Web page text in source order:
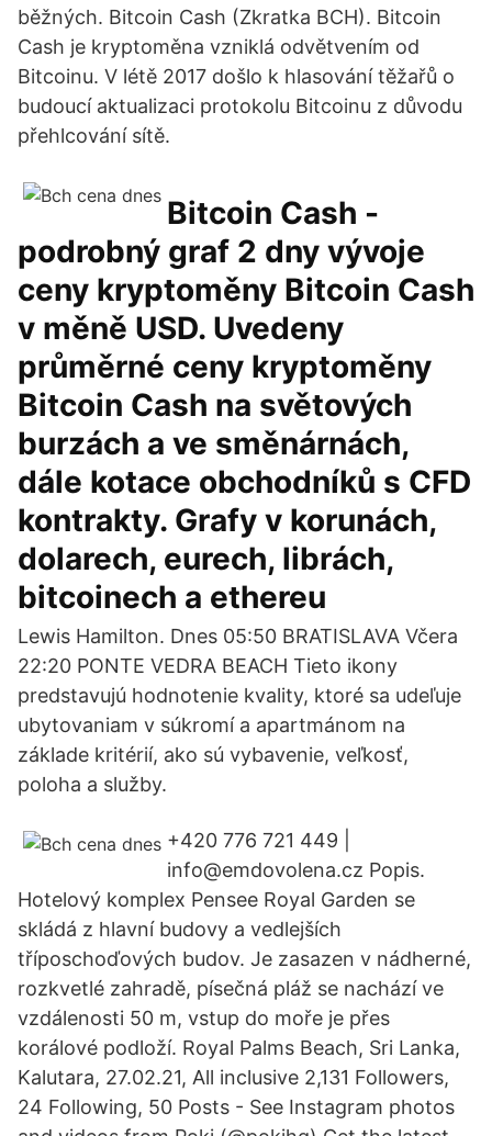
běžných. Bitcoin Cash (Zkratka BCH). Bitcoin
Cash je kryptoměna vzniklá odvětvením od
Bitcoinu. V létě 2017 došlo k hlasování těžařů o
budoucí aktualizaci protokolu Bitcoinu z důvodu
přehlcování sítě.
Bitcoin Cash -
podrobný graf 2 dny vývoje
ceny kryptoměny Bitcoin Cash
v měně USD. Uvedeny
průměrné ceny kryptoměny
Bitcoin Cash na světových
burzách a ve směnárnách,
dále kotace obchodníků s CFD
kontrakty. Grafy v korunách,
dolarech, eurech, librách,
bitcoinech a ethereu
Lewis Hamilton. Dnes 05:50 BRATISLAVA Včera
22:20 PONTE VEDRA BEACH Tieto ikony
predstavujú hodnotenie kvality, ktoré sa udeľuje
ubytovaniam v súkromí a apartmánom na
základe kritérií, ako sú vybavenie, veľkosť,
poloha a služby.
+420 776 721 449 |
info@emdovolena.cz Popis.
Hotelový komplex Pensee Royal Garden se
skládá z hlavní budovy a vedlejších
tříposchoďových budov. Je zasazen v nádherné,
rozkvetlé zahradě, písečná pláž se nachází ve
vzdálenosti 50 m, vstup do moře je přes
korálové podloží. Royal Palms Beach, Sri Lanka,
Kalutara, 27.02.21, All inclusive 2,131 Followers,
24 Following, 50 Posts - See Instagram photos